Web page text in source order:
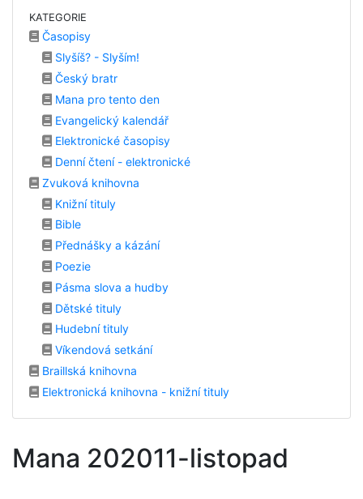
KATEGORIE
Časopisy
Slyšíš? - Slyším!
Český bratr
Mana pro tento den
Evangelický kalendář
Elektronické časopisy
Denní čtení - elektronické
Zvuková knihovna
Knižní tituly
Bible
Přednášky a kázání
Poezie
Pásma slova a hudby
Dětské tituly
Hudební tituly
Víkendová setkání
Braillská knihovna
Elektronická knihovna - knižní tituly
Mana 202011-listopad